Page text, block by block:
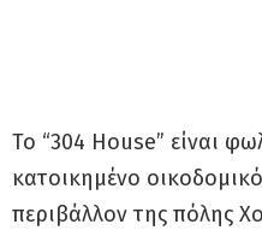
Το “304 House” είναι
κατοικημένο
περιβάλλον της πόλης